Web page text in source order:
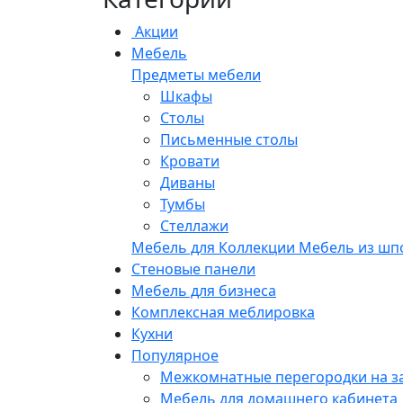
Акции
Мебель
Предметы мебели
Шкафы
Столы
Письменные столы
Кровати
Диваны
Тумбы
Стеллажи
Мебель для Коллекции Мебель из
Стеновые панели
Мебель для бизнеса
Комплексная меблировка
Кухни
Популярное
Межкомнатные перегородки на
Мебель для домашнего кабинета